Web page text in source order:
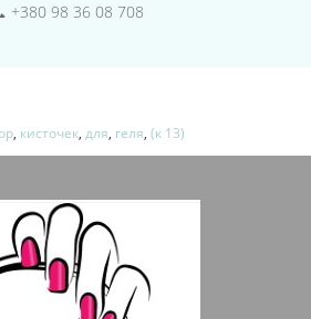
+380 98 36 08 708
, кисточек, для, геля, (к 13)